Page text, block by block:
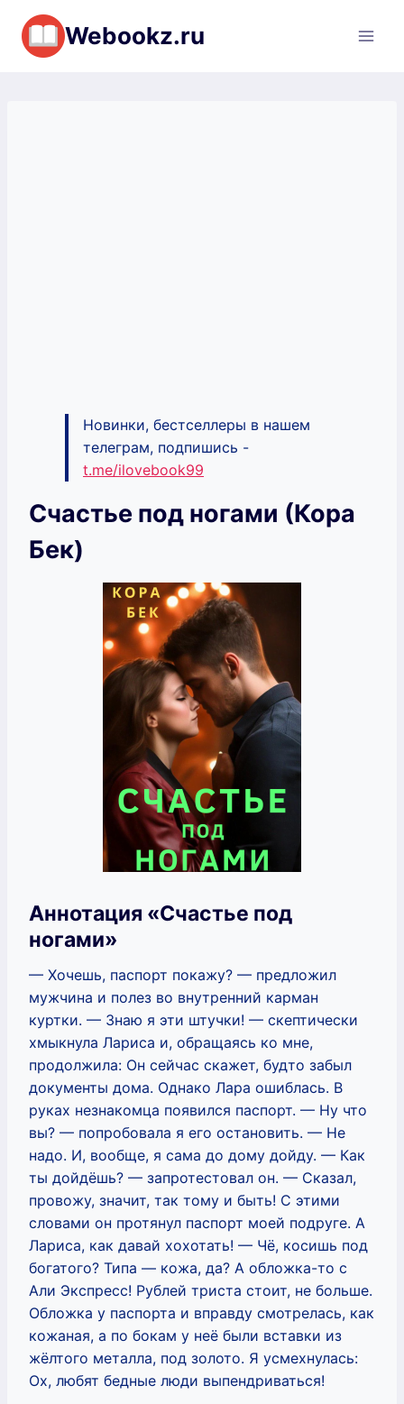
Перейти
содержимому
Webookz.ru
Новинки, бестселлеры в нашем
телеграм, подпишись -
t.me/ilovebook99
Счастье под ногами (Кора
Бек)
Аннотация «Счастье под
ногами»
— Хочешь, паспорт покажу? — предложил
мужчина и полез во внутренний карман
куртки. — Знаю я эти штучки! — скептически
хмыкнула Лариса и, обращаясь ко мне,
продолжила: Он сейчас скажет, будто забыл
документы дома. Однако Лара ошиблась. В
руках незнакомца появился паспорт. — Ну что
вы? — попробовала я его остановить. — Не
надо. И, вообще, я сама до дому дойду. — Как
ты дойдёшь? — запротестовал он. — Сказал,
провожу, значит, так тому и быть! С этими
словами он протянул паспорт моей подруге. А
Лариса, как давай хохотать! — Чё, косишь под
богатого? Типа — кожа, да? А обложка-то с
Али Экспресс! Рублей триста стоит, не больше.
Обложка у паспорта и вправду смотрелась, как
кожаная, а по бокам у неё были вставки из
жёлтого металла, под золото. Я усмехнулась:
Ох, любят бедные люди выпендриваться!